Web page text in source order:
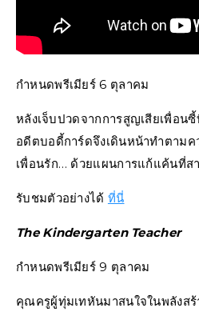
กำหนดพรีเมียร์ 6 ตุลาคม
หลังเจ็บปวดจากการสูญเสียเพื่อน
อดีตบอดี้การ์ดจึงเดินหน้าทำตาม
เพื่อนรัก… ด้วยแผนการแก้แค้นที่ส
รับชมตัวอย่างได้ ที่นี่
The Kindergarten Teacher
กำหนดพรีเมียร์ 9 ตุลาคม
คุณครูผู้ทุ่มเทหันมาสนใจในพลังสร้